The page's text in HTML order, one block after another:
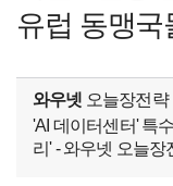
유럽 동맹국
와우넷 오늘장전략
'AI 데이터센터' 특
리' - 와우넷 오늘장